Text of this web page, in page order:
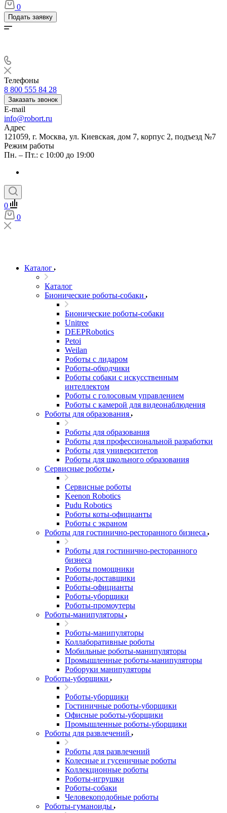
0
Подать заявку
Телефоны
8 800 555 84 28
Заказать звонок
E-mail
info@robort.ru
Адрес
121059, г. Москва, ул. Киевская, дом 7, корпус 2, подъезд №7
Режим работы
Пн. – Пт.: с 10:00 до 19:00
0
0
Каталог
Каталог
Бионические роботы-собаки
Бионические роботы-собаки
Unitree
DEEPRobotics
Petoi
Weilan
Роботы с лидаром
Роботы-обходчики
Роботы собаки с искусственным
интеллектом
Роботы с голосовым управлением
Роботы с камерой для видеонаблюдения
Роботы для образования
Роботы для образования
Роботы для профессиональной разработки
Роботы для университетов
Роботы для школьного образования
Сервисные роботы
Сервисные роботы
Keenon Robotics
Pudu Robotics
Роботы коты-официанты
Роботы с экраном
Роботы для гостинично-ресторанного бизнеса
Роботы для гостинично-ресторанного
бизнеса
Роботы помощники
Роботы-доставщики
Роботы-официанты
Роботы-уборщики
Роботы-промоутеры
Роботы-манипуляторы
Роботы-манипуляторы
Коллаборативные роботы
Мобильные роботы-манипуляторы
Промышленные роботы-манипуляторы
Роборуки манипуляторы
Роботы-уборщики
Роботы-уборщики
Гостиничные роботы-уборщики
Офисные роботы-уборщики
Промышленные роботы-уборщики
Роботы для развлечений
Роботы для развлечений
Колесные и гусеничные роботы
Коллекционные роботы
Роботы-игрушки
Роботы-собаки
Человекоподобные роботы
Роботы-гуманоиды